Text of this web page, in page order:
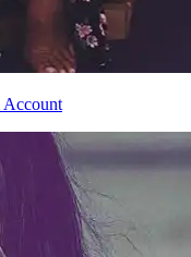
Account